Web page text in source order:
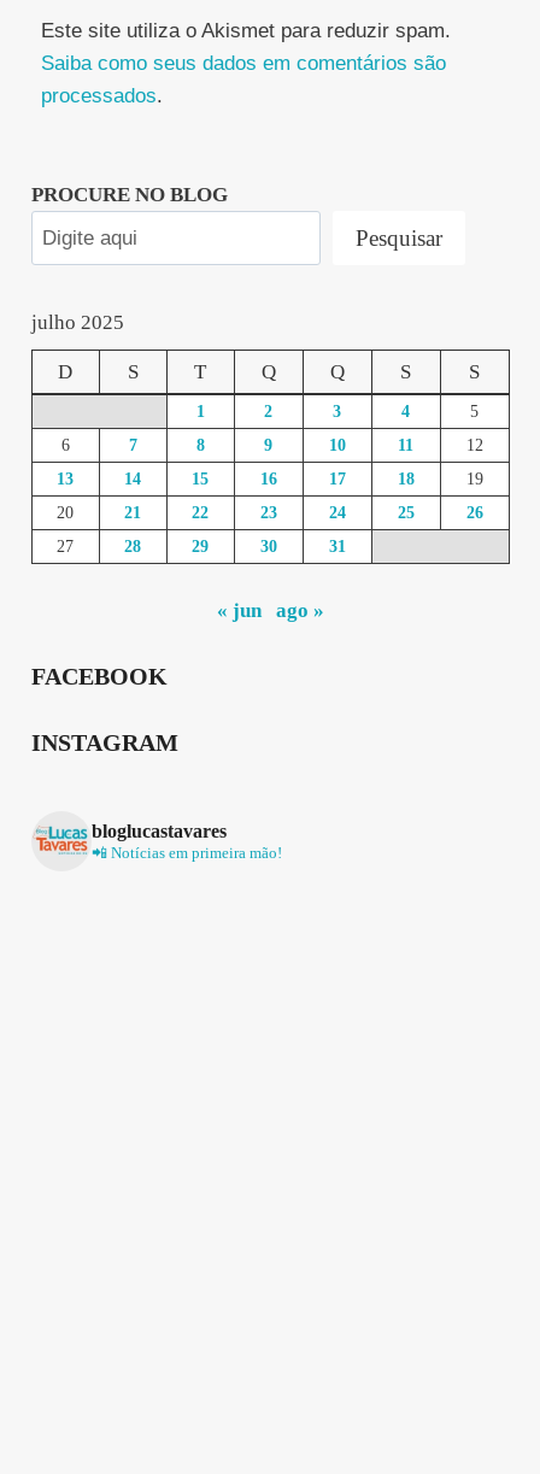
Este site utiliza o Akismet para reduzir spam.
Saiba como seus dados em comentários são
processados.
PROCURE NO BLOG
Pesquisar
julho 2025
D S T Q Q S S
1 2 3 4
5
6
7 8 9 10 11
12
13
14 15 16 17 18
19
20
21 22 23 24 25
26
27
28 29 30 31
« jun ago »
FACEBOOK
INSTAGRAM
bloglucastavares
📲 Notícias em primeira mão!